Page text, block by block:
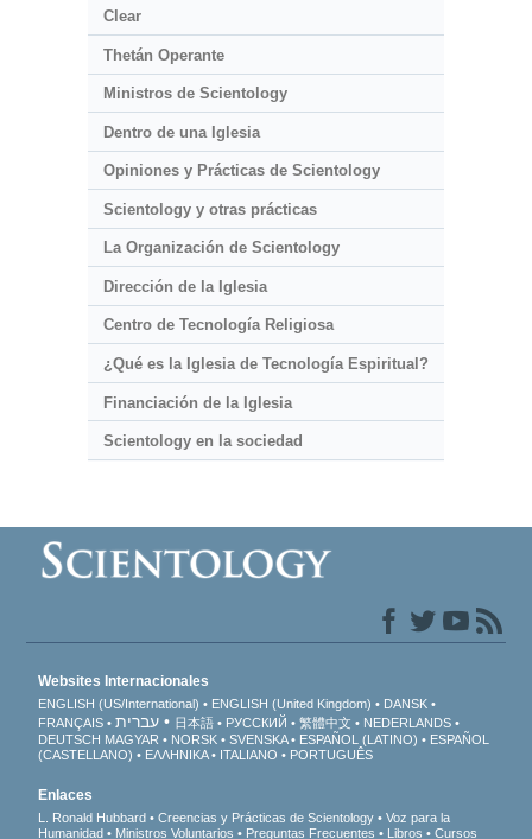
Clear
Thetán Operante
Ministros de Scientology
Dentro de una Iglesia
Opiniones y Prácticas de Scientology
Scientology y otras prácticas
La Organización de Scientology
Dirección de la Iglesia
Centro de Tecnología Religiosa
¿Qué es la Iglesia de Tecnología Espiritual?
Financiación de la Iglesia
Scientology en la sociedad
Websites Internacionales
ENGLISH (US/International) ENGLISH (United Kingdom)
DANSK
FRANÇAIS
עברית 日本語 РУССКИЙ 繁體中文
NEDERLANDS
DEUTSCH MAGYAR NORSK SVENSKA ESPAÑOL (LATINO)
ESPAÑOL
(CASTELLANO)
ΕΛΛΗΝΙΚA ITALIANO PORTUGUÊS
Enlaces
L. Ronald Hubbard Creencias y Prácticas de Scientology
Voz para la
Humanidad
Ministros Voluntarios Preguntas Frecuentes Libros Cursos